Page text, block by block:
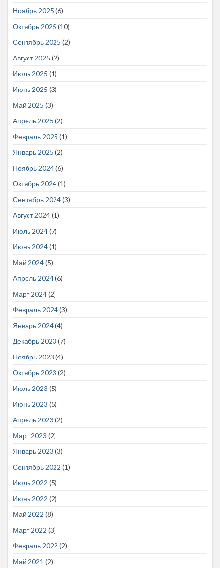
Ноябрь 2025 (6)
Октябрь 2025 (10)
Сентябрь 2025 (2)
Август 2025 (2)
Июль 2025 (1)
Июнь 2025 (3)
Май 2025 (3)
Апрель 2025 (2)
Февраль 2025 (1)
Январь 2025 (2)
Ноябрь 2024(6)
Октябрь 2024(1)
Сентябрь 2024(3)
Август 2024(1)
Июль 2024(7)
Июнь 2024(1)
Май 2024(5)
Апрель 2024(6)
Март 2024(2)
Февраль 2024(3)
Январь 2024(4)
Декабрь 2023 (7)
Ноябрь 2023 (4)
Октябрь 2023 (2)
Июль 2023 (5)
Июнь 2023 (5)
Апрель 2023 (2)
Март 2023 (2)
Январь 2023 (3)
Сентябрь 2022 (1)
Июль 2022 (5)
Июнь 2022 (2)
Май 2022 (8)
Март 2022 (3)
Февраль 2022 (2)
Май 2021 (2)